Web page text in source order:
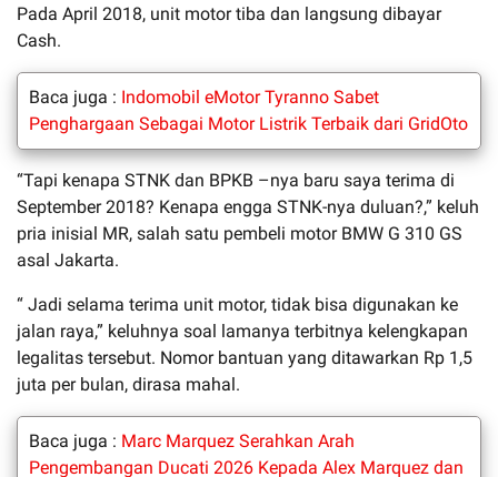
Pada April 2018, unit motor tiba dan langsung dibayar
Cash.
Baca juga : Indomobil eMotor Tyranno Sabet
Penghargaan Sebagai Motor Listrik Terbaik dari GridOto
“Tapi kenapa STNK dan BPKB –nya baru saya terima di
September 2018? Kenapa engga STNK-nya duluan?,” keluh
pria inisial MR, salah satu pembeli motor BMW G 310 GS
asal Jakarta.
“ Jadi selama terima unit motor, tidak bisa digunakan ke
jalan raya,” keluhnya soal lamanya terbitnya kelengkapan
legalitas tersebut. Nomor bantuan yang ditawarkan Rp 1,5
juta per bulan, dirasa mahal.
Baca juga : Marc Marquez Serahkan Arah
Pengembangan Ducati 2026 Kepada Alex Marquez dan